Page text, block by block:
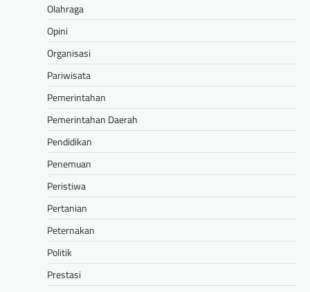
Olahraga
Opini
Organisasi
Pariwisata
Pemerintahan
Pemerintahan Daerah
Pendidikan
Penemuan
Peristiwa
Pertanian
Peternakan
Politik
Prestasi